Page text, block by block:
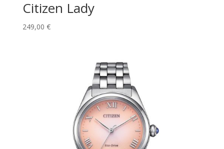
Citizen Lady
249,00 €